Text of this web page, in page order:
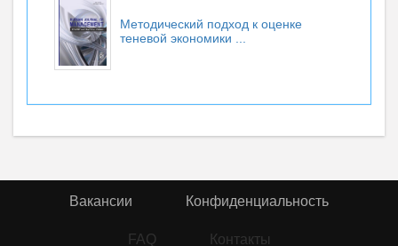
Методический подход к оценке
теневой экономики ...
Вакансии Конфиденциальность
FAQ Контакты